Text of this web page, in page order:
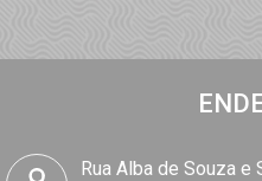
Rua Alba de Souza e